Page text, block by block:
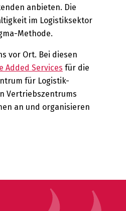
anbieten. Die
im Logistiksektor
Methode.
vor Ort. Bei diesen
Added Services für die
für Logistik-
Vertriebszentrums
an und organisieren